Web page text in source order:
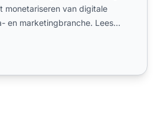
monetariseren van digitale
en marketingbranche. Lees